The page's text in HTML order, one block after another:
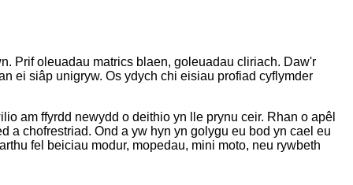
Prif oleuadau matrics blaen, goleuadau cliriach. Daw'r
ei siâp unigryw. Os ydych chi eisiau profiad cyflymder
am ffyrdd newydd o deithio yn lle prynu ceir. Rhan o apêl
a chofrestriad. Ond a yw hyn yn golygu eu bod yn cael eu
fel beiciau modur, mopedau, mini moto, neu rywbeth